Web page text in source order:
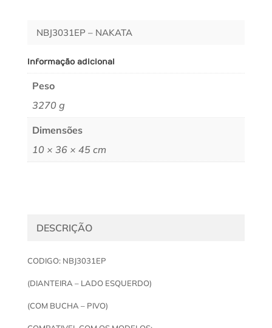
NBJ3031EP – NAKATA
Informação adicional
Peso
3270 g
Dimensões
10 × 36 × 45 cm
DESCRIÇÃO
CODIGO: NBJ3031EP
(DIANTEIRA – LADO ESQUERDO)
(COM BUCHA – PIVO)